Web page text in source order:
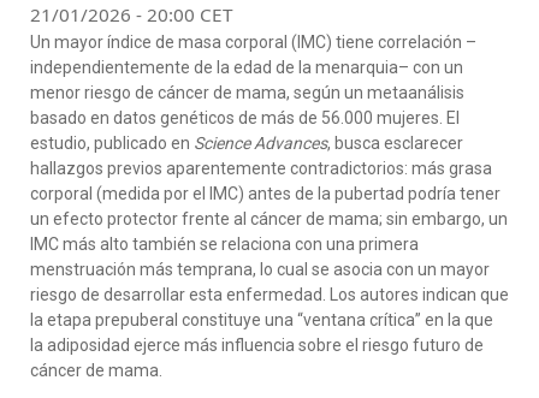
21/01/2026 - 20:00 CET
Un mayor índice de masa corporal (IMC) tiene correlación –
independientemente de la edad de la menarquia– con un
menor riesgo de cáncer de mama, según un metaanálisis
basado en datos genéticos de más de 56.000 mujeres. El
estudio, publicado en Science Advances, busca esclarecer
hallazgos previos aparentemente contradictorios: más grasa
corporal (medida por el IMC) antes de la pubertad podría tener
un efecto protector frente al cáncer de mama; sin embargo, un
IMC más alto también se relaciona con una primera
menstruación más temprana, lo cual se asocia con un mayor
riesgo de desarrollar esta enfermedad. Los autores indican que
la etapa prepuberal constituye una “ventana crítica” en la que
la adiposidad ejerce más influencia sobre el riesgo futuro de
cáncer de mama.